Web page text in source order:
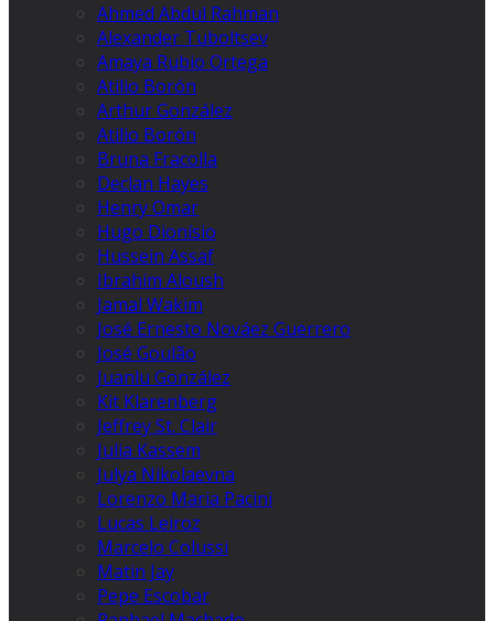
Ahmed Abdul Rahman
Alexander Tuboltsev
Amaya Rubio Ortega
Atilio Borón
Arthur González
Atilio Borón
Bruna Fracolla
Declan Hayes
Henry Omar
Hugo Dionísio
Hussein Assaf
Ibrahim Aloush
Jamal Wakim
José Ernesto Nováez Guerrero
José Goulão
Juanlu González
Kit Klarenberg
Jeffrey St. Clair
Julia Kassem
Julya Nikolaevna
Lorenzo Maria Pacini
Lucas Leiroz
Marcelo Colussi
Matin Jay
Pepe Escobar